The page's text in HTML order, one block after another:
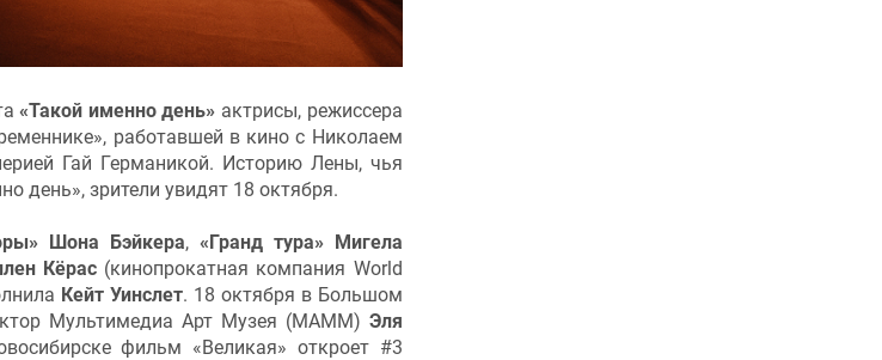
«Такой именно день» актрисы, режиссера
работавшей в кино с Николаем
Гай Германикой. Историю Лены, чья
день», зрители увидят 18 октября.
Шона Бэйкера, «Гранд тура» Мигела
Кёрас (кинопрокатная компания World
Кейт Уинслет. 18 октября в Большом
Мультимедиа Арт Музея (МАММ) Эля
фильм «Великая» откроет #3